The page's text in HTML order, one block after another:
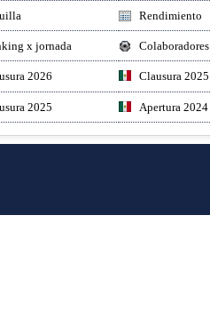
Rendimiento
x jornada Colaboradores
2026 Clausura 2025
2025 Apertura 2024